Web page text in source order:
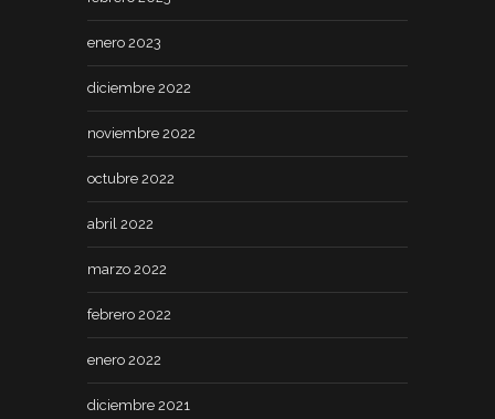
enero 2023
diciembre 2022
noviembre 2022
octubre 2022
abril 2022
marzo 2022
febrero 2022
enero 2022
diciembre 2021